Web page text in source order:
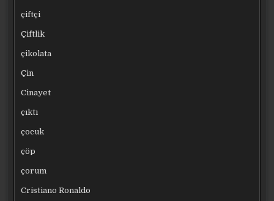
çiftçi
Çiftlik
çikolata
Çin
Cinayet
çıktı
çocuk
çöp
çorum
Cristiano Ronaldo